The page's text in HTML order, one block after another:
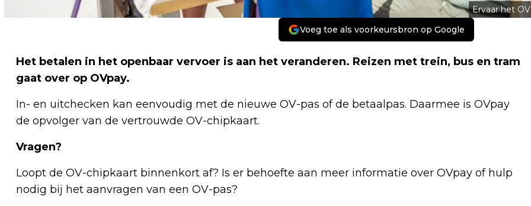
Ervaar het OV
Voeg toe als voorkeursbron op Google
Het betalen in het openbaar vervoer is aan het veranderen. Reizen met trein, bus en tram
gaat over op OVpay.
In- en uitchecken kan eenvoudig met de nieuwe OV-pas of de betaalpas. Daarmee is OVpay
de opvolger van de vertrouwde OV-chipkaart.
Vragen?
Loopt de OV-chipkaart binnenkort af? Is er behoefte aan meer informatie over OVpay of hulp
nodig bij het aanvragen van een OV-pas?